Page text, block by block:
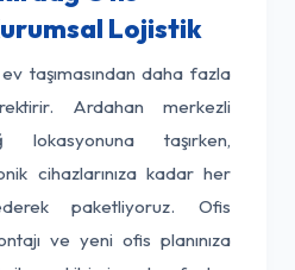
Lojistik
ev taşımasından daha fazla
Ardahan merkezli
lokasyonuna taşırken,
cihazlarınıza kadar her
paketliyoruz. Ofis
ve yeni ofis planınıza